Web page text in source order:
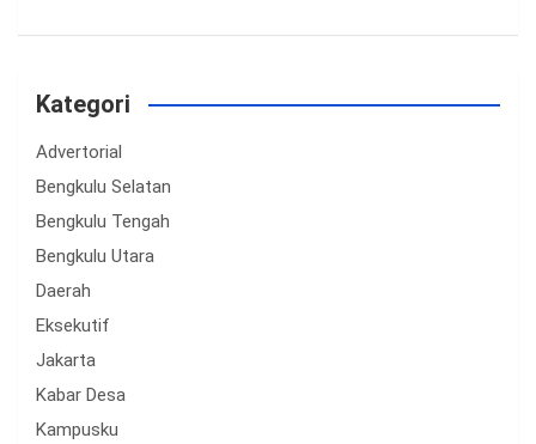
Kategori
Advertorial
Bengkulu Selatan
Bengkulu Tengah
Bengkulu Utara
Daerah
Eksekutif
Jakarta
Kabar Desa
Kampusku